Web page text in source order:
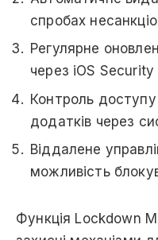
спробах
Регулярне
через iOS Security
Контроль
додатків через
Віддалене
можливість
Функція Lockdown